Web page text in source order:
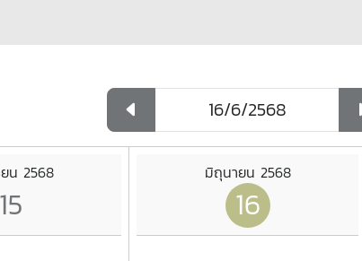
น 2568
15
มิถุนายน 2568
16